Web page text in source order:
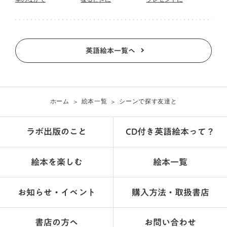
英語絵本一覧へ
ホーム 絵本一覧 シーンで探す友達と
ラボ出版のこと CD付き英語絵本って？
絵本を楽しむ 絵本一覧
お知らせ・イベント 購入方法・取扱書店
書店の方へ お問い合わせ